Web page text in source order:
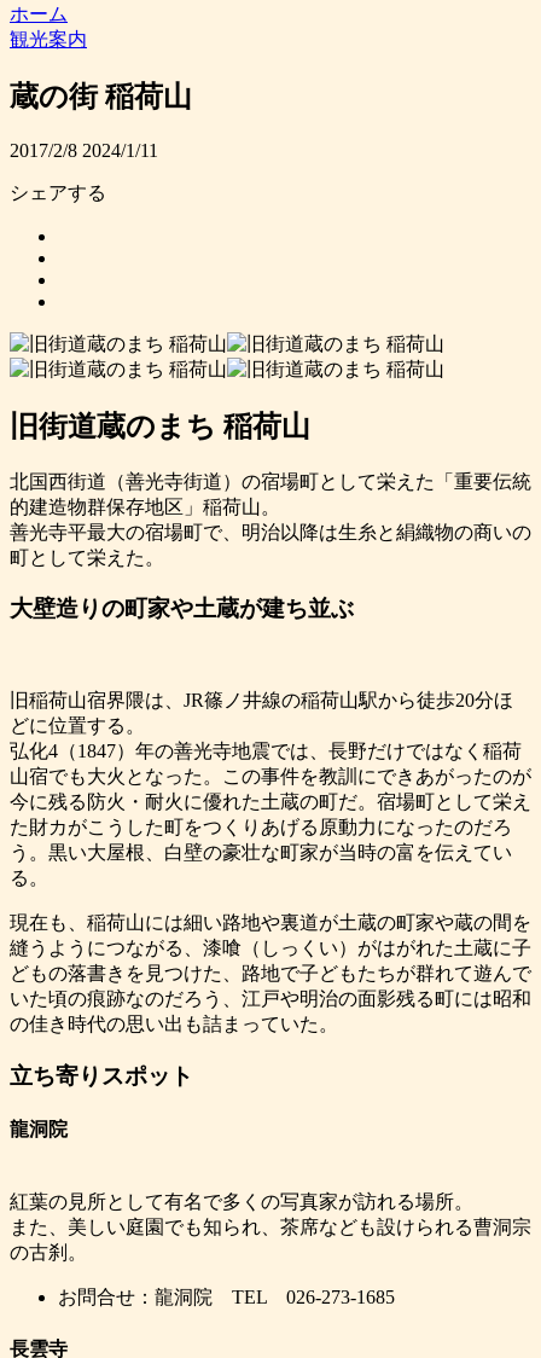
ホーム
観光案内
蔵の街 稲荷山
2017/2/8 2024/1/11
シェアする
旧街道蔵のまち 稲荷山
北国西街道（善光寺街道）の宿場町として栄えた「重要伝統
的建造物群保存地区」稲荷山。
善光寺平最大の宿場町で、明治以降は生糸と絹織物の商いの
町として栄えた。
大壁造りの町家や土蔵が建ち並ぶ
旧稲荷山宿界隈は、JR篠ノ井線の稲荷山駅から徒歩20分ほ
どに位置する。
弘化4（1847）年の善光寺地震では、長野だけではなく稲荷
山宿でも大火となった。この事件を教訓にできあがったのが
今に残る防火・耐火に優れた土蔵の町だ。宿場町として栄え
た財カがこうした町をつくりあげる原動力になったのだろ
う。黒い大屋根、白壁の豪壮な町家が当時の富を伝えてい
る。
現在も、稲荷山には細い路地や裏道が土蔵の町家や蔵の間を
縫うようにつながる、漆喰（しっくい）がはがれた土蔵に子
どもの落書きを見つけた、路地で子どもたちが群れて遊んで
いた頃の痕跡なのだろう、江戸や明治の面影残る町には昭和
の佳き時代の思い出も詰まっていた。
立ち寄りスポット
龍洞院
紅葉の見所として有名で多くの写真家が訪れる場所。
また、美しい庭園でも知られ、茶席なども設けられる曹洞宗
の古刹。
お問合せ：龍洞院 TEL 026-273-1685
長雲寺